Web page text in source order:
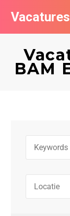
BAM
Vacatures bij
De populairste